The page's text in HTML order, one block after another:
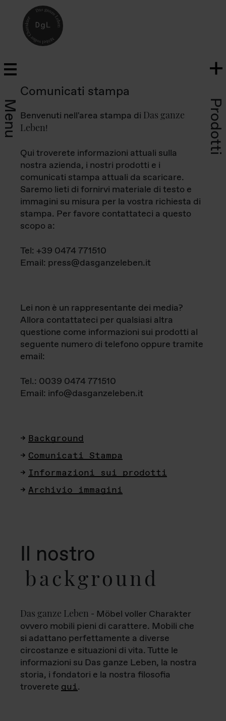
Menu Prodotti
Comunicati stampa
Benvenuti nell'area stampa di Das ganze
Leben!
Qui troverete informazioni attuali sulla
nostra azienda, i nostri prodotti e i
comunicati stampa attuali da scaricare.
Saremo lieti di fornirvi materiale di testo e
immagini su misura per la vostra richiesta di
stampa. Per favore contattateci a questo
scopo a:
Tel: +39 0474 771510
Email: press@dasganzeleben.it
Lei non è un rappresentante dei media?
Allora contattateci per qualsiasi altra
questione come informazioni sui prodotti al
seguente numero di telefono oppure tramite
email:
Tel.: 0039 0474 771510
Email: info@dasganzeleben.it
Background
Comunicati Stampa
Informazioni sui prodotti
Archivio immagini
Il nostro
background
Das ganze Leben - Möbel voller Charakter
ovvero mobili pieni di carattere. Mobili che
si adattano perfettamente a diverse
circostanze e situazioni di vita. Tutte le
informazioni su Das ganze Leben, la nostra
storia, i fondatori e la nostra filosofia
troverete qui.